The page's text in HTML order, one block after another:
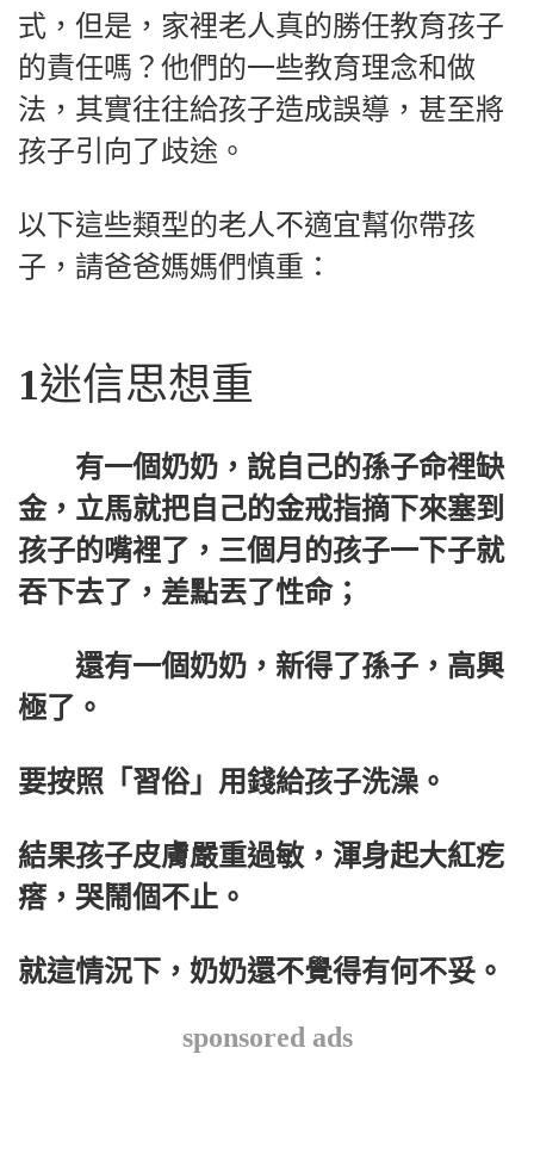
式，但是，家裡老人真的勝任教育孩子
的責任嗎？他們的一些教育理念和做
法，其實往往給孩子造成誤導，甚至將
孩子引向了歧途。
以下這些類型的老人不適宜幫你帶孩
子，請爸爸媽媽們慎重：
1迷信思想重
有一個奶奶，說自己的孫子命裡缺
金，立馬就把自己的金戒指摘下來塞到
孩子的嘴裡了，三個月的孩子一下子就
吞下去了，差點丟了性命；
還有一個奶奶，新得了孫子，高興
極了。
要按照「習俗」用錢給孩子洗澡。
結果孩子皮膚嚴重過敏，渾身起大紅疙
瘩，哭鬧個不止。
就這情況下，奶奶還不覺得有何不妥。
sponsored ads